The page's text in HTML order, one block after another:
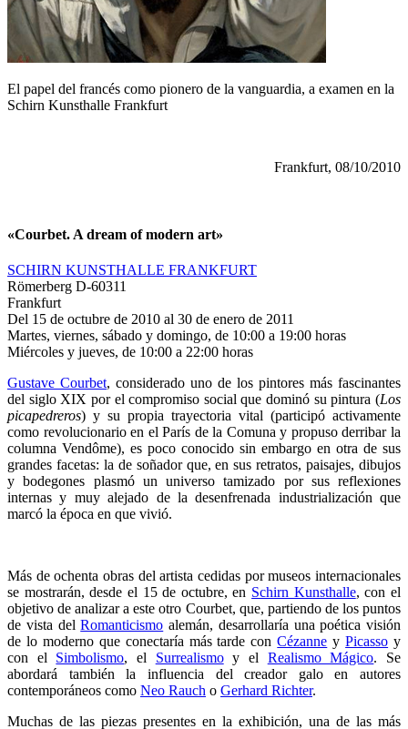
El papel del francés como pionero de la vanguardia, a examen en la
Schirn Kunsthalle Frankfurt
Frankfurt, 08/10/2010
«Courbet. A dream of modern art»
SCHIRN KUNSTHALLE FRANKFURT
Römerberg D-60311
Frankfurt
Del 15 de octubre de 2010 al 30 de enero de 2011
Martes, viernes, sábado y domingo, de 10:00 a 19:00 horas
Miércoles y jueves, de 10:00 a 22:00 horas
Gustave Courbet, considerado uno de los pintores más fascinantes
del siglo XIX por el compromiso social que dominó su pintura (Los
picapedreros) y su propia trayectoria vital (participó activamente
como revolucionario en el París de la Comuna y propuso derribar la
columna Vendôme), es poco conocido sin embargo en otra de sus
grandes facetas: la de soñador que, en sus retratos, paisajes, dibujos
y bodegones plasmó un universo tamizado por sus reflexiones
internas y muy alejado de la desenfrenada industrialización que
marcó la época en que vivió.
Más de ochenta obras del artista cedidas por museos internacionales
se mostrarán, desde el 15 de octubre, en Schirn Kunsthalle, con el
objetivo de analizar a este otro Courbet, que, partiendo de los puntos
de vista delRomanticismo alemán, desarrollaría una poética visión
de lo moderno que conectaría más tarde conCézanne yPicasso y
con el Simbolismo, el Surrealismoy el Realismo Mágico. Se
abordará también la influencia del creador galo en autores
contemporáneos como Neo Rauch o Gerhard Richter.
Muchas de las piezas presentes en la exhibición, una de las más